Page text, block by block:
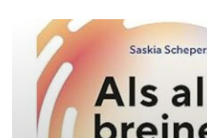
lesgeven in het vo en mbo...